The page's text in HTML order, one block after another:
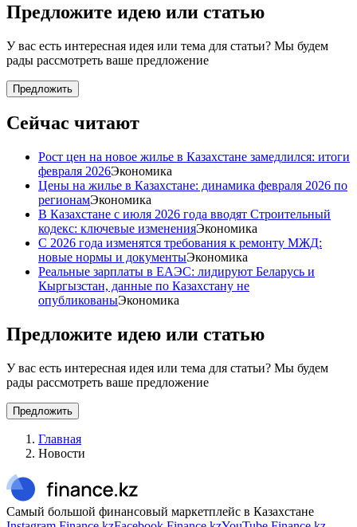
Предложите идею или статью
У вас есть интересная идея или тема для статьи? Мы будем
рады рассмотреть ваше предложение
Предложить
Сейчас читают
Рост цен на новое жилье в Казахстане замедлился: итоги
февраля 2026Экономика
Цены на жилье в Казахстане: динамика февраля 2026 по
регионамЭкономика
В Казахстане с июля 2026 года вводят Строительный
кодекс: ключевые измененияЭкономика
С 2026 года изменятся требования к ремонту МЖД:
новые нормы и документыЭкономика
Реальные зарплаты в ЕАЭС: лидируют Беларусь и
Кыргызстан, данные по Казахстану не
опубликованыЭкономика
Предложите идею или статью
У вас есть интересная идея или тема для статьи? Мы будем
рады рассмотреть ваше предложение
Предложить
Главная
Новости
Самый большой финансовый маркетплейс в Казахстане